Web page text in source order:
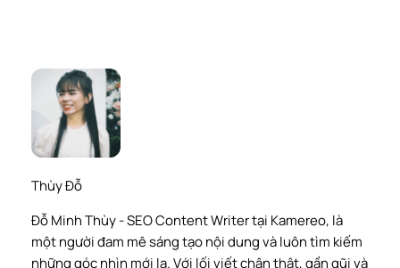
Thùy Đỗ
Đỗ Minh Thùy - SEO Content Writer tại Kamereo, là
một người đam mê sáng tạo nội dung và luôn tìm kiếm
những góc nhìn mới lạ. Với lối viết chân thật, gần gũi và